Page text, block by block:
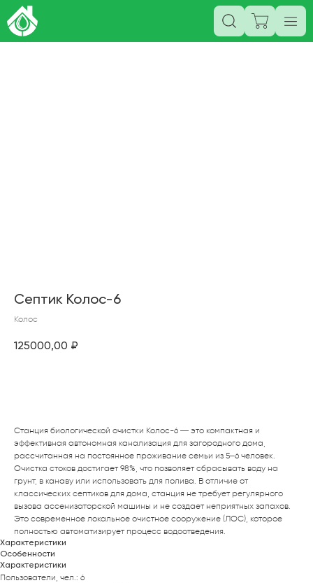
Септик Колос-6
Колос
125000,00 ₽
Станция биологической очистки Колос-6 — это компактная и
эффективная автономная канализация для загородного дома,
рассчитанная на постоянное проживание семьи из 5–6 человек.
Очистка стоков достигает 98%, что позволяет сбрасывать воду на
грунт, в канаву или использовать для полива. В отличие от
классических септиков для дома, станция не требует регулярного
вызова ассенизаторской машины и не создает неприятных запахов.
Это современное локальное очистное сооружение (ЛОС), которое
полностью автоматизирует процесс водоотведения.
Характеристики
Особенности
Характеристики
Пользователи, чел.: 6